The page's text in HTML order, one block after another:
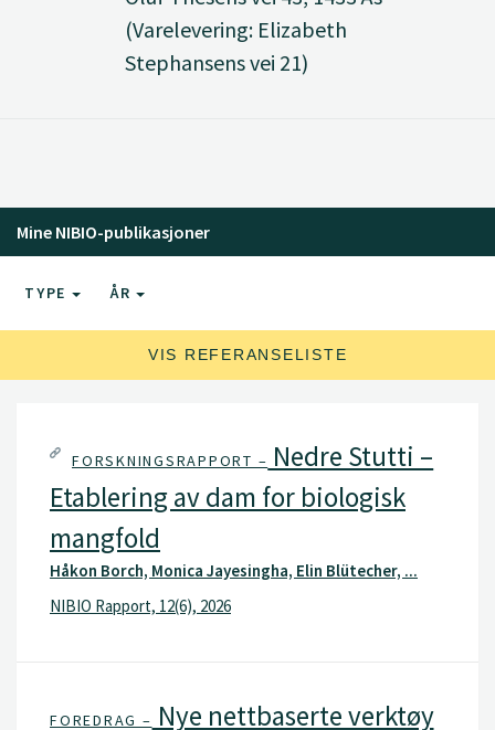
(Varelevering: Elizabeth
Stephansens vei 21)
Mine NIBIO-publikasjoner
TYPE ÅR
VIS REFERANSELISTE
FORSKNINGSRAPPORT – Nedre Stutti –
Etablering av dam for biologisk
mangfold
Håkon Borch, Monica Jayesingha, Elin Blütecher, ...
NIBIO Rapport, 12(6), 2026
FOREDRAG – Nye nettbaserte verktøy